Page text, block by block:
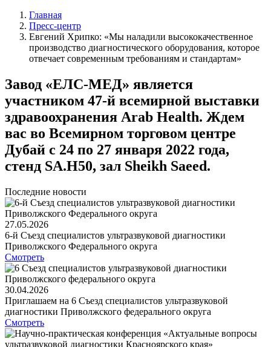
Главная
Пресс-центр
Евгений Хрипко: «Мы наладили высококачественное
производство диагностического оборудования, которое
отвечает современным требованиям и стандартам»
Завод «ЕЛС-МЕД» является
участником 47-й всемирной выставки
здравоохранения Arab Health. Ждем
вас во Всемирном торговом центре
Дубай с 24 по 27 января 2022 года,
стенд SA.H50, зал Sheikh Saeed.
Последние новости
27.05.2026
6-й Съезд специалистов ультразвуковой диагностики
Приволжского Федерального округа
Смотреть
30.04.2026
Приглашаем на 6 Съезд специалистов ультразвуковой
диагностики Приволжского федерального округа
Смотреть